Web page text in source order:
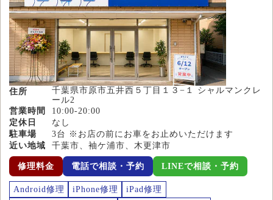
住所
千葉県市原市五井西５丁目１３−１ シャルマンクレ
ール2
営業時間
10:00-20:00
定休日
なし
駐車場
3台 ※お店の前にお車をお止めいただけます
近い地域
千葉市、袖ケ浦市、木更津市
修理料金 電話で相談・予約 LINEで相談・予約
Android修理 iPhone修理
iPad修理